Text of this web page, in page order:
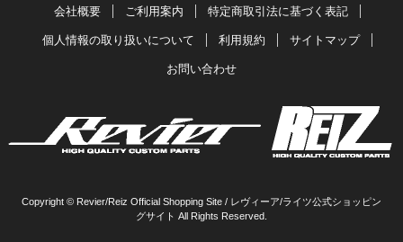
会社概要 ご利用案内 特定商取引法に基づく表記
個人情報の取り扱いについて 利用規約 サイトマップ
お問い合わせ
Copyright © Revier/Reiz Official Shopping Site / レヴィーア/ライツ公式ショッピン
グサイト All Rights Reserved.